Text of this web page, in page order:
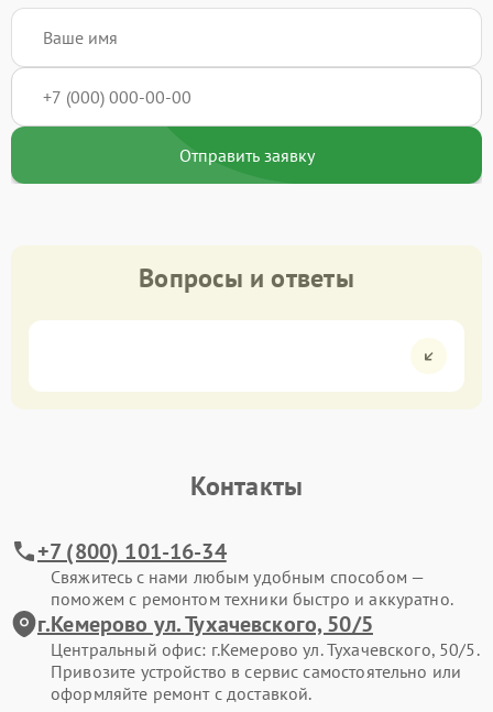
Отправить заявку
Вопросы и ответы
Контакты
+7 (800) 101-16-34
Свяжитесь с нами любым удобным способом —
поможем с ремонтом техники быстро и аккуратно.
г.Кемерово ул. Тухачевского, 50/5
Центральный офис: г.Кемерово ул. Тухачевского, 50/5.
Привозите устройство в сервис самостоятельно или
оформляйте ремонт с доставкой.